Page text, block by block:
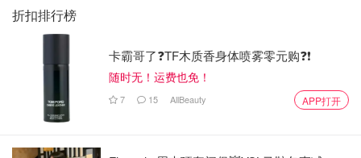
• Rocoto Pepper
微型的甜椒，有橙色、黄褐色和红色，有水果味
辣度：100.000 - 250.000
适用：常用于salsa酱，Solterito De Quinua
来自印度东北部，据说是世界上最辣的辣椒，但
折扣排行榜
卡霸哥了❓TF木质香身体喷雾零元购❓❗
随时无！运费也免！
7 15 AllBeauty APP打开